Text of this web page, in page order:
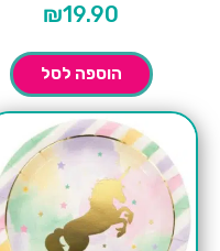
₪19.90
הוספה לסל